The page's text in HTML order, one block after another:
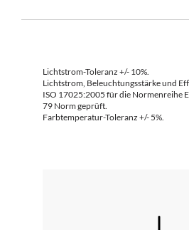
Lichtstrom-Toleranz +/- 10%.
Lichtstrom, Beleuchtungsstärke und
ISO 17025:2005 für die Normenreihe
79 Norm geprüft.
Farbtemperatur-Toleranz +/- 5%.